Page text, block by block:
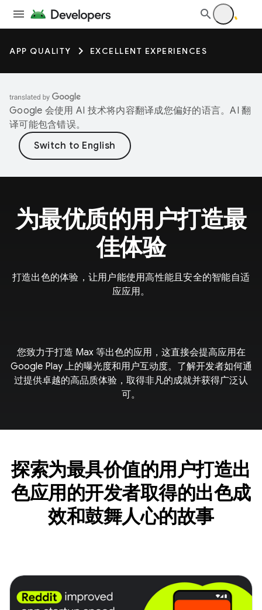
APP QUALITY EXCELLENT EXPERIENCES
Google 会使用 AI 技术将内容翻译成您偏好的语言。AI 翻
译可能包含错误。
为最优质的用户打造最
佳体验
打造出色的体验，让用户能使用高性能且安全的智能自适
应应用。
您致力于打造 Max 等出色的应用，这直接会提高应用在
Google Play 上的曝光度和用户互动度。了解开发者如何通
过提供卓越的高品质体验，取得非凡的成就并获得广泛认
可。
探索为最具价值的用户打造出
色应用的开发者取得的出色成
效和鼓舞人心的故事